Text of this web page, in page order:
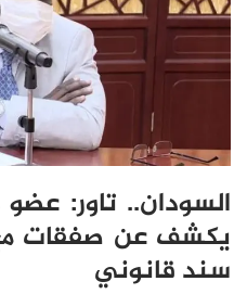
السودان.. تاور:
يكشف عن صفقات
سند قانوني